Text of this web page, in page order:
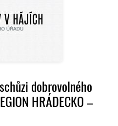
dobrovolného
HRÁDECKO –